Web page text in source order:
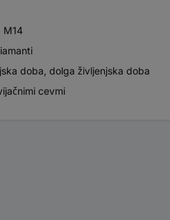
M14
doba, dolga življenjska doba
cevmi